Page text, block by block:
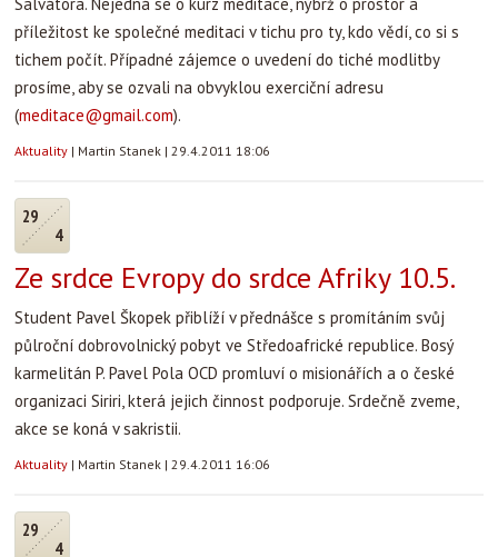
příležitost ke společné meditaci v tichu pro ty, kdo vědí, co si s
tichem počít. Případné zájemce o uvedení do tiché modlitby
prosíme, aby se ozvali na obvyklou exerciční adresu
(meditace@gmail.com).
Aktuality | Martin Stanek | 29.4.2011 18:06
29
4
Ze srdce Evropy do srdce Afriky 10.5.
Student Pavel Škopek přiblíží v přednášce s promítáním svůj
půlroční dobrovolnický pobyt ve Středoafrické republice. Bosý
karmelitán P. Pavel Pola OCD promluví o misionářích a o české
organizaci Siriri, která jejich činnost podporuje. Srdečně zveme,
akce se koná v sakristii.
Aktuality | Martin Stanek | 29.4.2011 16:06
29
4